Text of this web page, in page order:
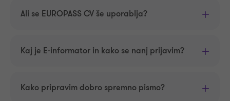
Ali se EUROPASS CV še uporablja?
Kaj je E-informator in kako se nanj prijavim?
Kako pripravim dobro spremno pismo?